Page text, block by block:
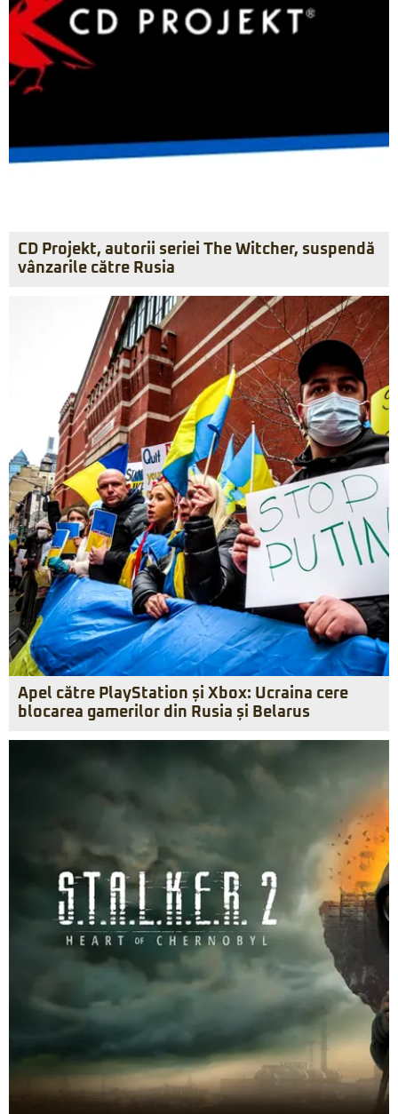
CD Projekt, autorii seriei The Witcher, suspendă
vânzarile către Rusia
Apel către PlayStation și Xbox: Ucraina cere
blocarea gamerilor din Rusia și Belarus